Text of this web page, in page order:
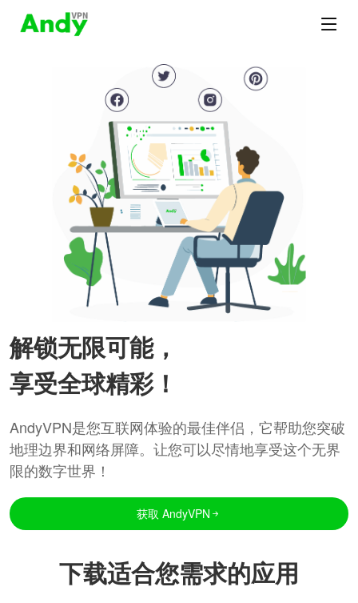
解锁无限可能，
享受全球精彩！
AndyVPN是您互联网体验的最佳伴侣，它帮助您突破
地理边界和网络屏障。让您可以尽情地享受这个无界
限的数字世界！
获取 AndyVPN
下载适合您需求的应用